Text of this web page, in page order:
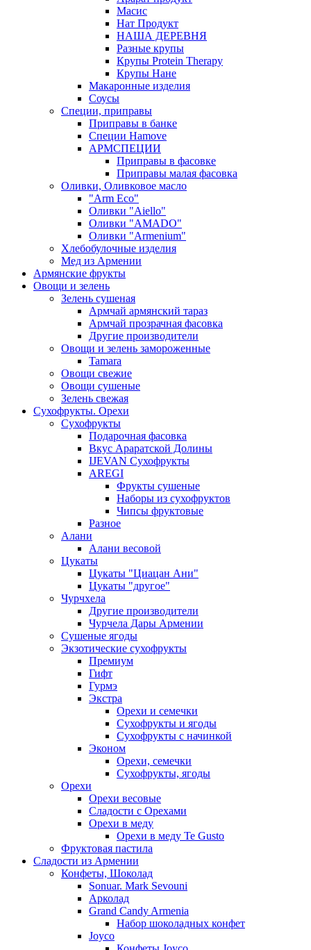
Масис
Нат Продукт
НАША ДЕРЕВНЯ
Разные крупы
Крупы Protein Therapy
Крупы Нане
Макаронные изделия
Соусы
Специи, приправы
Приправы в банке
Специи Hamove
АРМСПЕЦИИ
Приправы в фасовке
Приправы малая фасовка
Оливки, Оливковое масло
"Arm Eco"
Оливки "Aiello"
Оливки "AMADO"
Оливки "Armenium"
Хлебобулочные изделия
Мед из Армении
Армянские фрукты
Овощи и зелень
Зелень сушеная
Армчай армянский тараз
Армчай прозрачная фасовка
Другие производители
Овощи и зелень замороженные
Tamara
Овощи свежие
Овощи сушеные
Зелень свежая
Сухофрукты. Орехи
Сухофрукты
Подарочная фасовка
Вкус Араратской Долины
IJEVAN Сухофрукты
AREGI
Фрукты сушеные
Наборы из сухофруктов
Чипсы фруктовые
Разное
Алани
Алани весовой
Цукаты
Цукаты "Циацан Ани"
Цукаты "другое"
Чурчхела
Другие производители
Чурчела Дары Армении
Сушеные ягоды
Экзотические сухофрукты
Премиум
Гифт
Гурмэ
Экстра
Орехи и семечки
Сухофрукты и ягоды
Сухофрукты с начинкой
Эконом
Орехи, семечки
Сухофрукты, ягоды
Орехи
Орехи весовые
Сладости с Орехами
Орехи в меду
Орехи в меду Te Gusto
Фруктовая пастила
Сладости из Армении
Конфеты, Шоколад
Sonuar. Mark Sevouni
Арколад
Grand Candy Armenia
Набор шоколадных конфет
Joyco